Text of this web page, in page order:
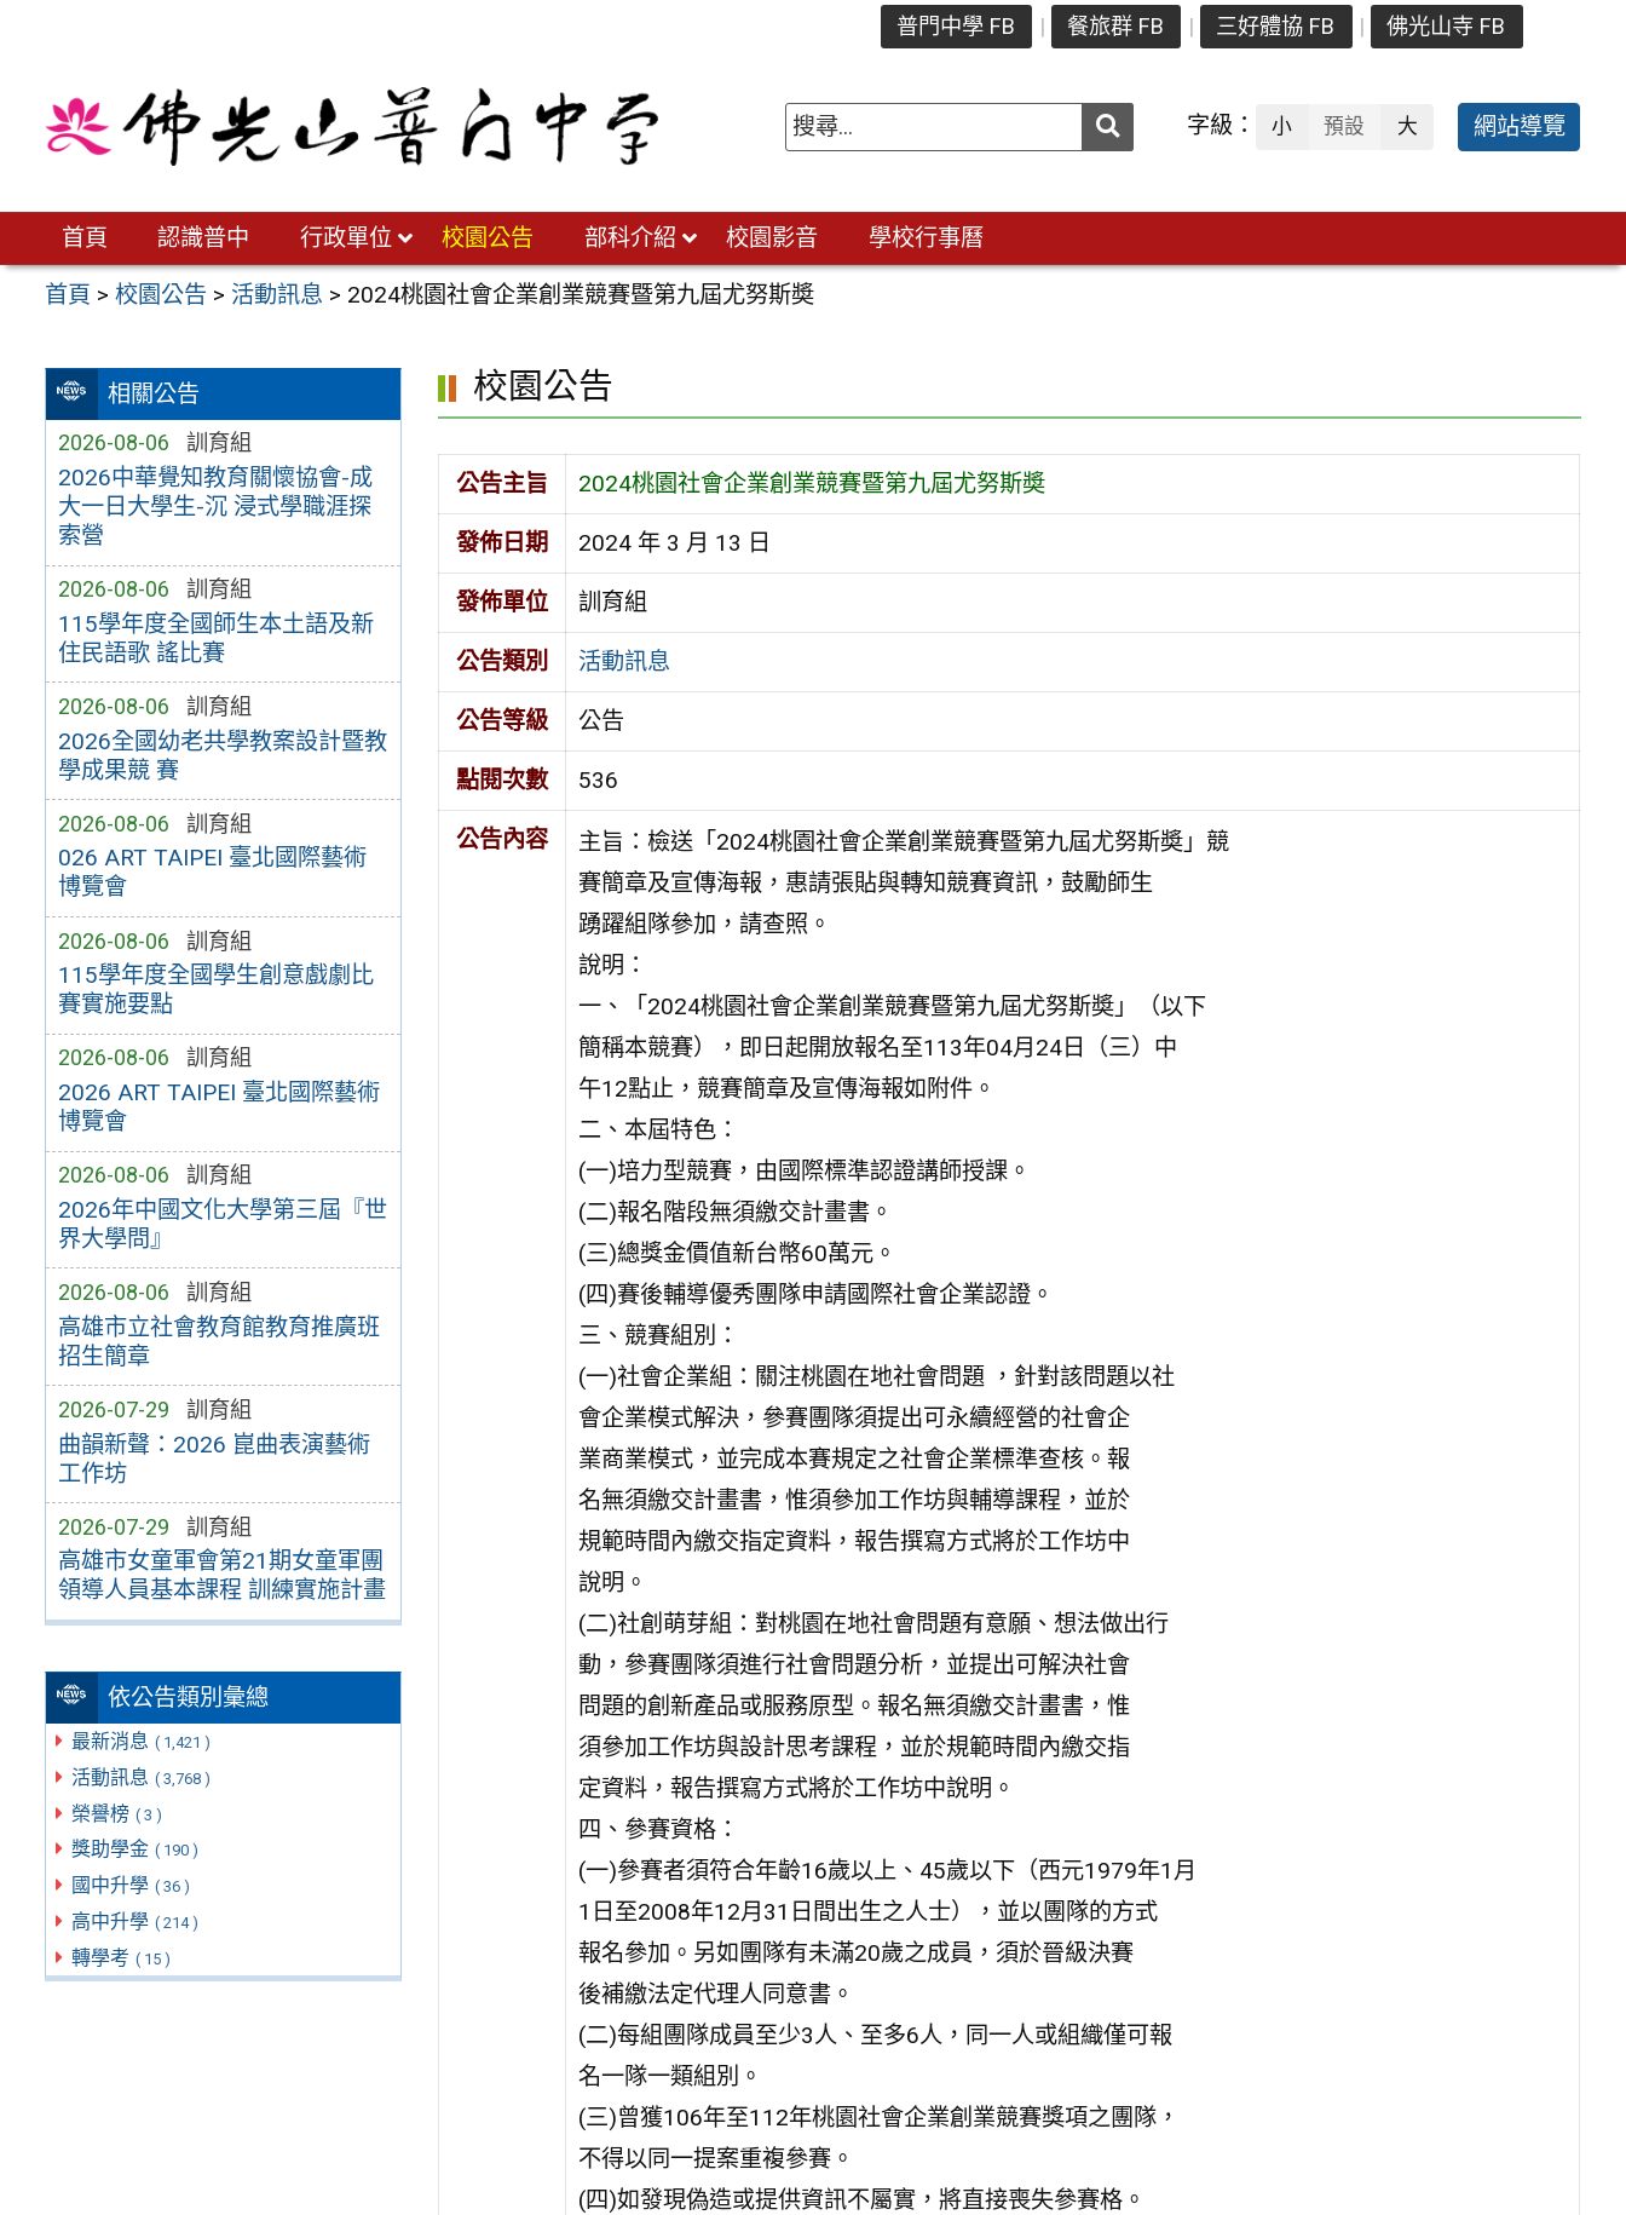
普門中學 FB 餐旅群 FB 三好體協 FB 佛光山寺 FB
送出 字級： 小 預設 大 網站導覽
首頁 認識普中 行政單位 校園公告 部科介紹 校園影音 學校行事曆
首頁 >校園公告 > 活動訊息 > 2024桃園社會企業創業競賽暨第九屆尤努斯奬
相關公告
2026-08-06 訓育組
2026中華覺知教育關懷協會-成
大一日大學生-沉 浸式學職涯探
索營
2026-08-06 訓育組
115學年度全國師生本土語及新
住民語歌 謠比賽
2026-08-06 訓育組
2026全國幼老共學教案設計暨教
學成果競 賽
2026-08-06 訓育組
026 ART TAIPEI 臺北國際藝術
博覽會
2026-08-06 訓育組
115學年度全國學生創意戲劇比
賽實施要點
2026-08-06 訓育組
2026 ART TAIPEI 臺北國際藝術
博覽會
2026-08-06 訓育組
2026年中國文化大學第三屆『世
界大學問』
2026-08-06 訓育組
高雄市立社會教育館教育推廣班
招生簡章
2026-07-29 訓育組
曲韻新聲：2026 崑曲表演藝術
工作坊
2026-07-29 訓育組
高雄市女童軍會第21期女童軍團
領導人員基本課程 訓練實施計畫
依公告類別彙總
最新消息 ( 1,421 )
活動訊息 ( 3,768 )
榮譽榜 ( 3 )
獎助學金 ( 190 )
國中升學 ( 36 )
高中升學 ( 214 )
轉學考 ( 15 )
校園公告
公告主旨 2024桃園社會企業創業競賽暨第九屆尤努斯奬
發佈日期 2024 年 3 月 13 日
發佈單位 訓育組
公告類別 活動訊息
公告等級 公告
點閱次數 536
公告內容
主旨：檢送「2024桃園社會企業創業競賽暨第九屆尤努斯奬」競
賽簡章及宣傳海報，惠請張貼與轉知競賽資訊，鼓勵師生
踴躍組隊參加，請查照。
說明：
一、「2024桃園社會企業創業競賽暨第九屆尤努斯奬」（以下
簡稱本競賽），即日起開放報名至113年04月24日（三）中
午12點止，競賽簡章及宣傳海報如附件。
二、本屆特色：
(一)培力型競賽，由國際標準認證講師授課。
(二)報名階段無須繳交計畫書。
(三)總獎金價值新台幣60萬元。
(四)賽後輔導優秀團隊申請國際社會企業認證。
三、競賽組別：
(一)社會企業組：關注桃園在地社會問題 ，針對該問題以社
會企業模式解決，參賽團隊須提出可永續經營的社會企
業商業模式，並完成本賽規定之社會企業標準查核。報
名無須繳交計畫書，惟須參加工作坊與輔導課程，並於
規範時間內繳交指定資料，報告撰寫方式將於工作坊中
說明。
(二)社創萌芽組：對桃園在地社會問題有意願、想法做出行
動，參賽團隊須進行社會問題分析，並提出可解決社會
問題的創新產品或服務原型。報名無須繳交計畫書，惟
須參加工作坊與設計思考課程，並於規範時間內繳交指
定資料，報告撰寫方式將於工作坊中說明。
四、參賽資格：
(一)參賽者須符合年齡16歲以上、45歲以下（西元1979年1月
1日至2008年12月31日間出生之人士），並以團隊的方式
報名參加。另如團隊有未滿20歲之成員，須於晉級決賽
後補繳法定代理人同意書。
(二)每組團隊成員至少3人、至多6人，同一人或組織僅可報
名一隊一類組別。
(三)曾獲106年至112年桃園社會企業創業競賽獎項之團隊，
不得以同一提案重複參賽。
(四)如發現偽造或提供資訊不屬實，將直接喪失參賽格。